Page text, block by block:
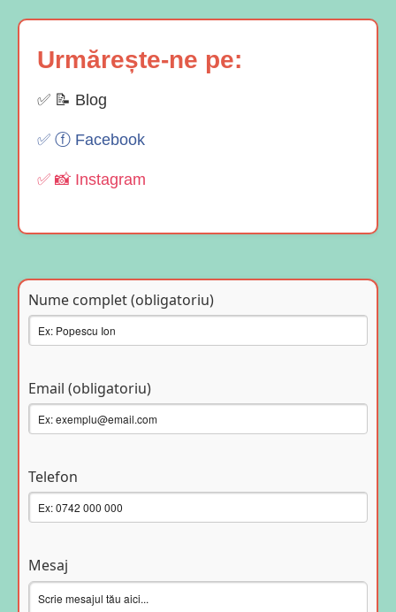
Urmărește-ne pe:
✅ 📝 Blog
✅ ⓕ Facebook
✅ 📸 Instagram
Nume complet (obligatoriu)
Email (obligatoriu)
Telefon
Mesaj